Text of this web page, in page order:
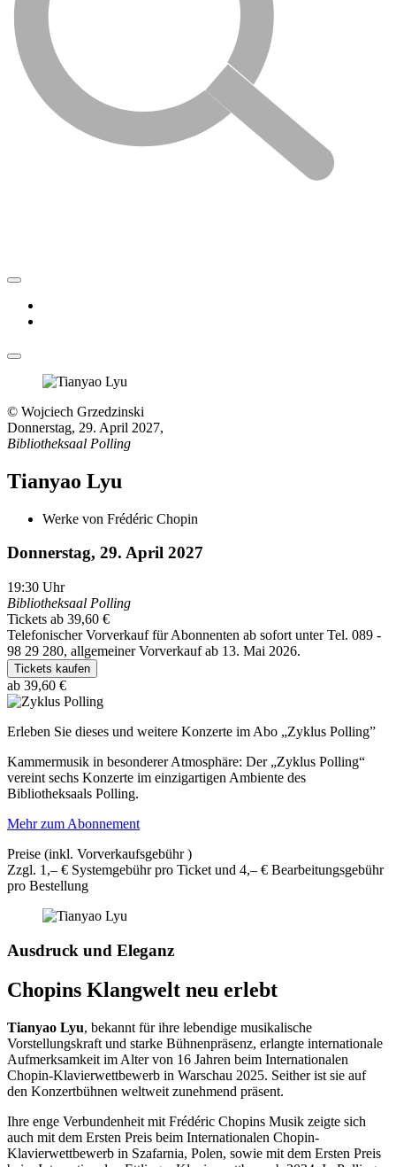
© Wojciech Grzedzinski
Donnerstag, 29. April 2027,
Bibliotheksaal Polling
Tianyao Lyu
Werke von Frédéric Chopin
Donnerstag, 29. April 2027
19:30 Uhr
Bibliotheksaal Polling
Tickets ab 39,60 €
Telefonischer Vorverkauf für Abonnenten ab sofort unter Tel. 089 -
98 29 280, allgemeiner Vorverkauf ab 13. Mai 2026.
Tickets kaufen
ab 39,60 €
Erleben Sie dieses und weitere Konzerte im Abo „Zyklus Polling”
Kammermusik in besonderer Atmosphäre: Der „Zyklus Polling“
vereint sechs Konzerte im einzigartigen Ambiente des
Bibliotheksaals Polling.
Mehr zum Abonnement
Preise (inkl. Vorverkaufsgebühr )
Zzgl. 1,– € Systemgebühr pro Ticket und 4,– € Bearbeitungsgebühr
pro Bestellung
Ausdruck und Eleganz
Chopins Klangwelt neu erlebt
Tianyao Lyu, bekannt für ihre lebendige musikalische
Vorstellungskraft und starke Bühnenpräsenz, erlangte internationale
Aufmerksamkeit im Alter von 16 Jahren beim Internationalen
Chopin-Klavierwettbewerb in Warschau 2025. Seither ist sie auf
den Konzertbühnen weltweit zunehmend präsent.
Ihre enge Verbundenheit mit Frédéric Chopins Musik zeigte sich
auch mit dem Ersten Preis beim Internationalen Chopin-
Klavierwettbewerb in Szafarnia, Polen, sowie mit dem Ersten Preis